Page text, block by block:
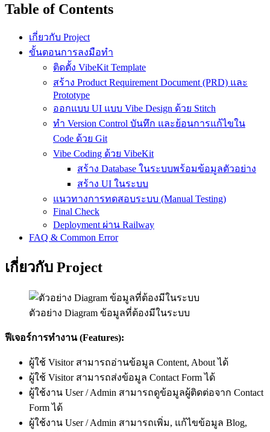
Table of Contents
เกี่ยวกับ Project
ขั้นตอนการลงมือทำ
ติดตั้ง VibeKit Template
สร้าง Product Requirement Document (PRD) และ
Prototype
ออกแบบ UI แบบ Vibe Design ด้วย Stitch
ทำ Version Control บันทึก และย้อนการแก้ไขใน
Code ด้วย Git
Vibe Coding ด้วย VibeKit
สร้าง Database ในระบบพร้อมข้อมูลตัวอย่าง
สร้าง UI ในระบบ
แนวทางการทดสอบระบบ (Manual Testing)
Final Check
Deployment ผ่าน Railway
FAQ & Common Error
เกี่ยวกับ Project
ตัวอย่าง Diagram ข้อมูลที่ต้องมีในระบบ
ฟีเจอร์การทำงาน (Features):
ผู้ใช้ Visitor สามารถอ่านข้อมูล Content, About ได้
ผู้ใช้ Visitor สามารถส่งข้อมูล Contact Form ได้
ผู้ใช้งาน User / Admin สามารถดูข้อมูลผู้ติดต่อจาก Contact
Form ได้
ผู้ใช้งาน User / Admin สามารถเพิ่ม, แก้ไขข้อมูล Blog,